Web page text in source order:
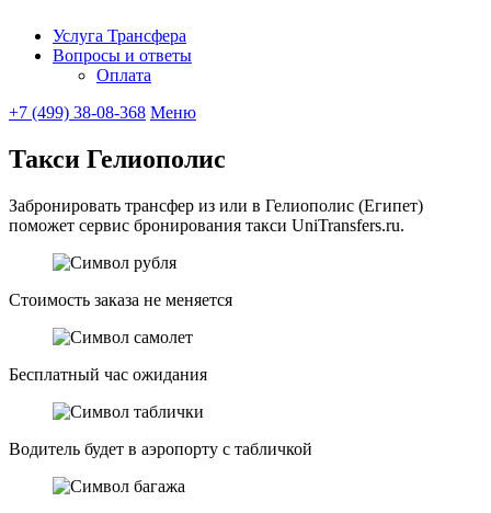
Услуга Трансфера
Вопросы и ответы
Оплата
+7 (499) 38-08-368 Меню
Такси Гелиополис
Забронировать трансфер из или в Гелиополис (Египет)
поможет сервис бронирования такси UniTransfers.ru.
Стоимость заказа не меняется
Бесплатный час ожидания
Водитель будет в аэропорту с табличкой